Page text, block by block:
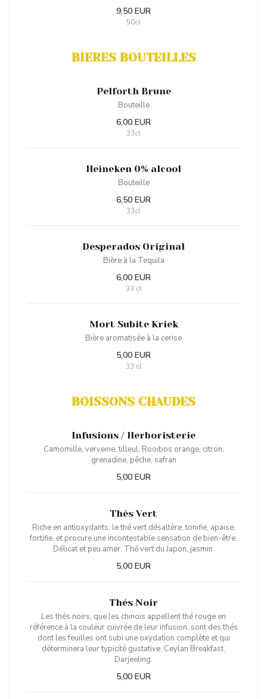
9,50 EUR
50cl
BIERES BOUTEILLES
Pelforth Brune
Bouteille
6,00 EUR
33cl
Heineken 0% alcool
Bouteille
6,50 EUR
33cl
Desperados Original
Bière à la Tequila
6,00 EUR
33 cl
Mort Subite Kriek
Bière aromatisée à la cerise
5,00 EUR
33 cl
BOISSONS CHAUDES
Infusions / Herboristerie
Camomille, verveine, tilleul, Rooibos orange, citron,
grenadine, pêche, safran
5,00 EUR
Thés Vert
Riche en antioxydants, le thé vert désaltère, tonifie, apaise,
fortifie, et procure une incontestable sensation de bien-être.
Délicat et peu amer. Thé vert du Japon, jasmin.
5,00 EUR
Thés Noir
Les thés noirs, que les chinois appellent thé rouge en
référence à la couleur cuivrée de leur infusion, sont des thés
dont les feuilles ont subi une oxydation complète et qui
déterminera leur typicité gustative. Ceylan Breakfast,
Darjeeling.
5,00 EUR